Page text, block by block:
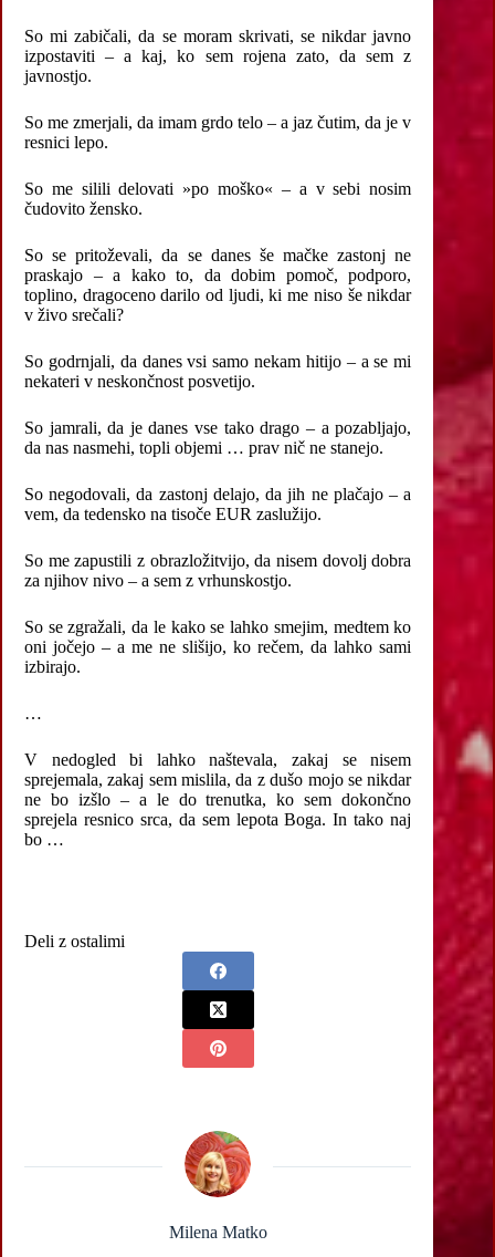
So mi zabičali, da se moram skrivati, se nikdar javno
izpostaviti – a kaj, ko sem rojena zato, da sem z
javnostjo.
So me zmerjali, da imam grdo telo – a jaz čutim, da je v
resnici lepo.
So me silili delovati »po moško« – a v sebi nosim
čudovito žensko.
So se pritoževali, da se danes še mačke zastonj ne
praskajo – a kako to, da dobim pomoč, podporo,
toplino, dragoceno darilo od ljudi, ki me niso še nikdar
v živo srečali?
So godrnjali, da danes vsi samo nekam hitijo – a se mi
nekateri v neskončnost posvetijo.
So jamrali, da je danes vse tako drago – a pozabljajo,
da nas nasmehi, topli objemi … prav nič ne stanejo.
So negodovali, da zastonj delajo, da jih ne plačajo – a
vem, da tedensko na tisoče EUR zaslužijo.
So me zapustili z obrazložitvijo, da nisem dovolj dobra
za njihov nivo – a sem z vrhunskostjo.
So se zgražali, da le kako se lahko smejim, medtem ko
oni jočejo – a me ne slišijo, ko rečem, da lahko sami
izbirajo.
…
V nedogled bi lahko naštevala, zakaj se nisem
sprejemala, zakaj sem mislila, da z dušo mojo se nikdar
ne bo izšlo – a le do trenutka, ko sem dokončno
sprejela resnico srca, da sem lepota Boga. In tako naj
bo …
Deli z ostalimi
Milena Matko